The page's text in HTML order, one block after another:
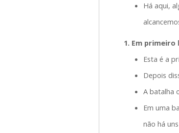
Há aqui,
1. Em
Esta é a
Depois
A batalha
Em uma
não há